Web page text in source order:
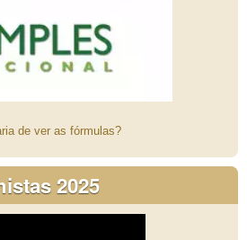
de ver as fórmulas?
2025